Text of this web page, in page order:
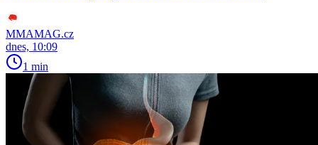
MMAMAG.cz
dnes, 10:09
1 min